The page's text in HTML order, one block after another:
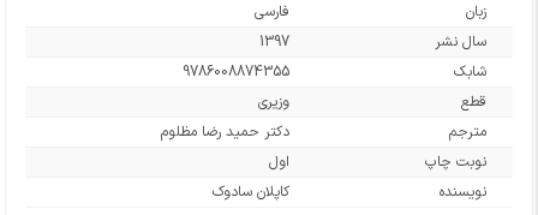
زبان
فارسی
سال نشر
1397
شابک
9786008874355
قطع
وزیری
مترجم
دکتر حمید رضا مظلوم
نوبت چاپ
اول
نویسنده
کاپلان سادوک